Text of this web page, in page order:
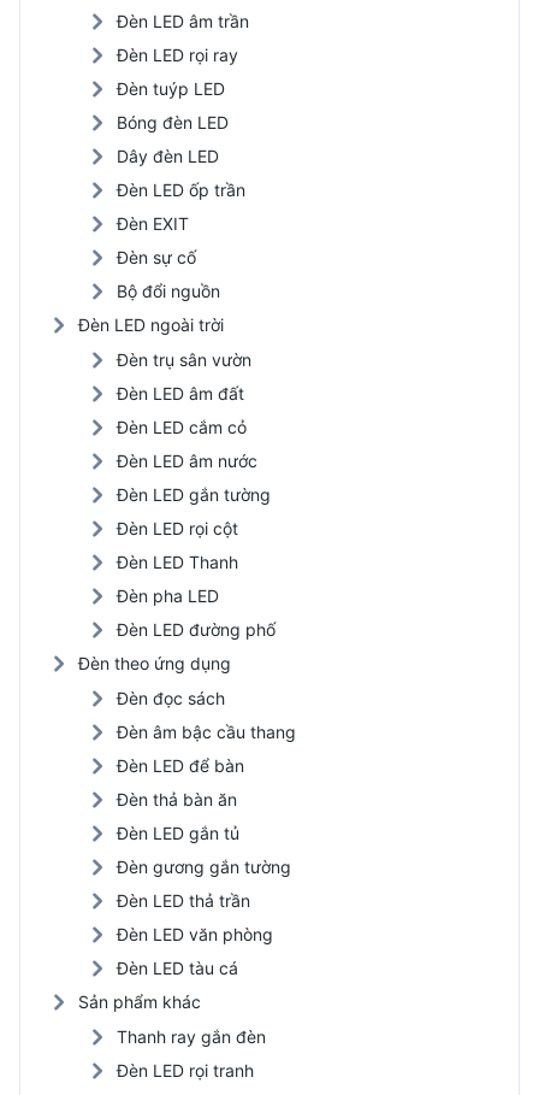
Đèn LED âm trần
Đèn LED rọi ray
Đèn tuýp LED
Bóng đèn LED
Dây đèn LED
Đèn LED ốp trần
Đèn EXIT
Đèn sự cố
Bộ đổi nguồn
Đèn LED ngoài trời
Đèn trụ sân vườn
Đèn LED âm đất
Đèn LED cắm cỏ
Đèn LED âm nước
Đèn LED gắn tường
Đèn LED rọi cột
Đèn LED Thanh
Đèn pha LED
Đèn LED đường phố
Đèn theo ứng dụng
Đèn đọc sách
Đèn âm bậc cầu thang
Đèn LED để bàn
Đèn thả bàn ăn
Đèn LED gắn tủ
Đèn gương gắn tường
Đèn LED thả trần
Đèn LED văn phòng
Đèn LED tàu cá
Sản phẩm khác
Thanh ray gắn đèn
Đèn LED rọi tranh